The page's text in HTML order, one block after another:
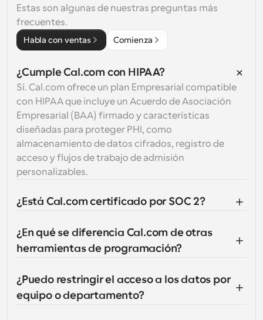
Estas son algunas de nuestras preguntas más
frecuentes.
Habla con ventas Comienza
¿Cumple Cal.com con HIPAA?
Sí. Cal.com ofrece un plan Empresarial compatible
con HIPAA que incluye un Acuerdo de Asociación
Empresarial (BAA) firmado y características
diseñadas para proteger PHI, como
almacenamiento de datos cifrados, registro de
acceso y flujos de trabajo de admisión
personalizables.
¿Está Cal.com certificado por SOC 2?
¿En qué se diferencia Cal.com de otras
herramientas de programación?
¿Puedo restringir el acceso a los datos por
equipo o departamento?